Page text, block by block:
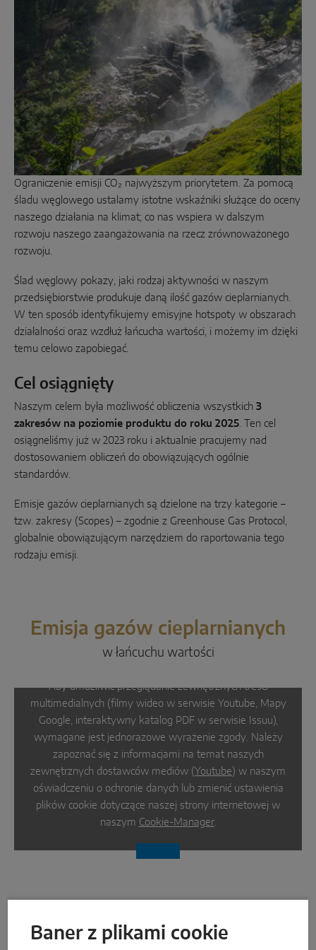
Odstawno-przesuwne
Komponenty systemowe
ROZWIĄZANIA W ZAKRESIE DRZWI
Instinct by MACO
MACO Protect M-TS
MACO Protect A-TS
Sterowany klamką
Sterowane cylindrem
Komponenty systemowe
INTELIGENTNE ROZWIĄZANIA CZUJNIKÓW
MACO Tronic
ROZWIĄZANIA W ZAKRESIE USŁUG
Usługi cyfrowe
Usługi w zakresie standardów i norm
Usługa produktowa
Ograniczenie emisji CO₂ najwyższym priorytetem. Za pomocą
śladu węglowego ustalamy istotne wskaźniki służące do oceny
naszego działania na klimat; co nas wspiera w dalszym
rozwoju naszego zaangażowania na rzecz zrównoważonego
rozwoju.
Ślad węglowy pokazy, jaki rodzaj aktywności w naszym
przedsiębiorstwie produkuje daną ilość gazów cieplarnianych.
W ten sposób identyfikujemy emisyjne hotspoty w obszarach
działalności oraz wzdłuż łańcucha wartości, i możemy im dzięki
temu celowo zapobiegać.
Cel osiągnięty
Naszym celem była możliwość obliczenia wszystkich 3
zakresów na poziomie produktu do roku 2025. Ten cel
osiągneliśmy już w 2023 roku i aktualnie pracujemy nad
dostosowaniem obliczeń do obowiązujących ogólnie
standardów.
Emisje gazów cieplarnianych są dzielone na trzy kategorie –
tzw. zakresy (Scopes) – zgodnie z Greenhouse Gas Protocol,
globalnie obowiązującym narzędziem do raportowania tego
rodzaju emisji.
Emisja gazów cieplarnianych
w łańcuchu wartości
Aby umożliwić przeglądanie zewnętrznych treści
multimedialnych (filmy wideo w serwisie Youtube, Mapy
Google, interaktywny katalog PDF w serwisie Issuu),
wymagane jest jednorazowe wyrażenie zgody. Należy
zapoznać się z informacjami na temat naszych
zewnętrznych dostawców mediów ( Youtube ) w naszym
oświadczeniu o ochronie danych lub zmienić ustawienia
plików cookie dotyczące naszej strony internetowej w
naszym Cookie-Manager.
Baner z plikami cookie